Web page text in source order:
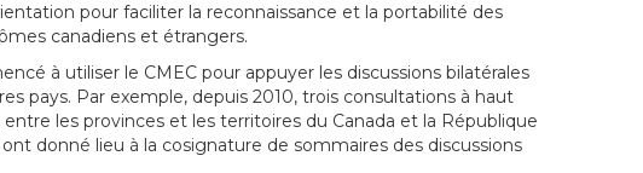
pour faciliter la reconnaissance et la portabilité des
canadiens et étrangers.
à utiliser le CMEC pour appuyer les discussions bilatérales
pays. Par exemple, depuis 2010, trois consultations à haut
les provinces et les territoires du Canada et la République
donné lieu à la cosignature de sommaires des discussions